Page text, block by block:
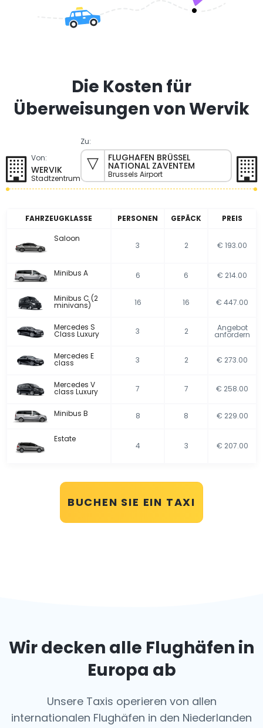
Die Kosten für
Überweisungen von Wervik
Von:
WERVIK
Stadtzentrum
Zu:
FLUGHAFEN BRÜSSEL
NATIONAL ZAVENTEM
Brussels Airport
FAHRZEUGKLASSE PERSONEN GEPÄCK
PREIS
Saloon
3 2 € 193.00
Minibus A 6 6 € 214.00
Minibus C (2
minivans) 16 16 € 447.00
Mercedes S
Class Luxury 3 2 Angebot
anfordern
Mercedes E
class 3 2 € 273.00
Mercedes V
class Luxury 7 7 € 258.00
Minibus B 8 8 € 229.00
Estate
4 3 € 207.00
BUCHEN SIE EIN TAXI
Wir decken alle Flughäfen in
Europa ab
Unsere Taxis operieren von allen
internationalen Flughäfen in den Niederlanden